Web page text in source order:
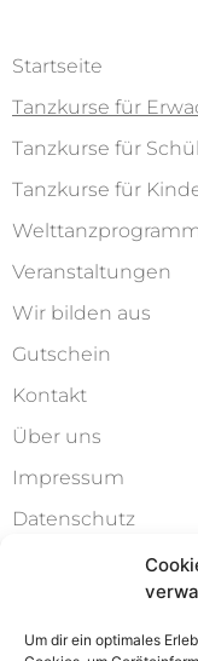
Um dir ein optimales
Startseite
Tanzkurse für
Tanzkurse für
Tanzkurse für
Veranstaltungen
Wir bilden aus
Gutschein
Kontakt
Über uns
Impressum
Datenschutz
Widerruf &